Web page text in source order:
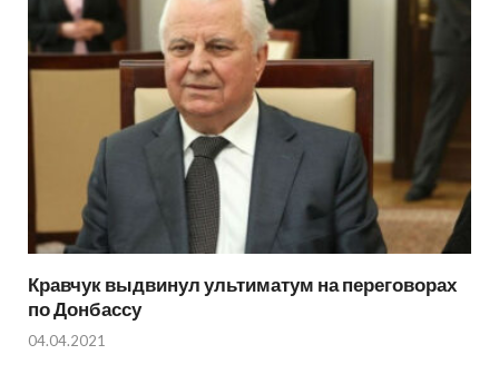
Кравчук выдвинул ультиматум на переговорах
по Донбассу
04.04.2021